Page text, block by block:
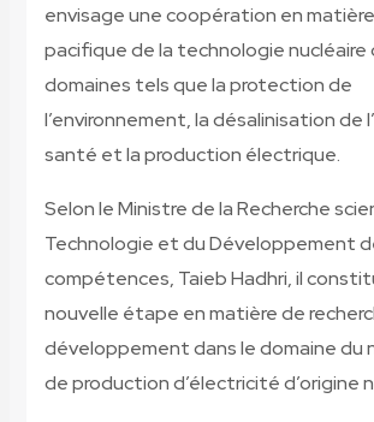
envisage une coopération en
pacifique de la technologie nucléaire
domaines tels que la protection de
l’environnement, la désalinisation de
santé et la production électrique.
Selon le Ministre de la Recherche
Technologie et du Développement
compétences, Taieb Hadhri, il
nouvelle étape en matière de
développement dans le domaine du
de production d’électricité d’origine